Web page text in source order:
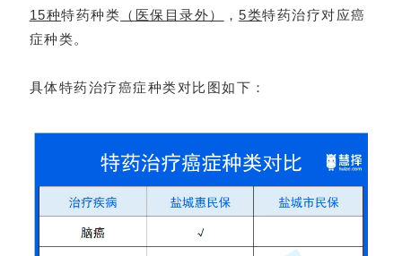
15种特药种类 （医保目录外） ，5类特药治疗对应癌
症种类。
具体特药治疗癌症种类对比图如下：